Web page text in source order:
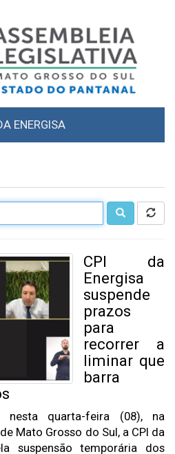
ENERGISA
CPI da
Energisa
suspende
prazos
para
recorrer a
liminar que
barra
nesta quarta-feira (08), na
Mato Grosso do Sul, a CPI da
suspensão temporária dos